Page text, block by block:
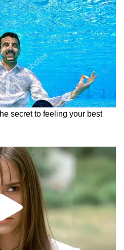
অনুব্রত। তিনি
মণ্ডলের রাজনৈতিক
দল করব। সম্মান না
ভরাডুবির পিছনে
করেছেন অনুব্রত মণ্ডল।
চটানোই ভুল হয়েছে।
প্রতিষ্ঠার শুরুতে যখন
রেলমন্ত্রী হলেন, যখন
Monsoon Update: জ্যৈষ্ঠ শেষে
আর কতদিন ভ্যাপসা গরম?
জেনে নিন দক্ষিণবঙ্গে পুরোদমে
বৃষ্টি শুরুর দিনক্ষণ